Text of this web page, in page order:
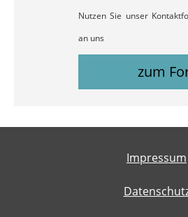
Nutzen Sie unser
an uns
zum
Impressum